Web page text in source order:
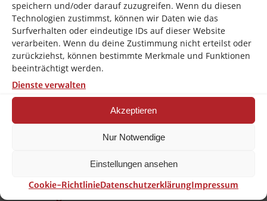
speichern und/oder darauf zuzugreifen. Wenn du diesen
Technologien zustimmst, können wir Daten wie das
Surfverhalten oder eindeutige IDs auf dieser Website
verarbeiten. Wenn du deine Zustimmung nicht erteilst oder
zurückziehst, können bestimmte Merkmale und Funktionen
beeinträchtigt werden.
Dienste verwalten
Akzeptieren
Nur Notwendige
Einstellungen ansehen
Cookie-RichtlinieDatenschutzerklärungImpressum
Ähnliche Produkte